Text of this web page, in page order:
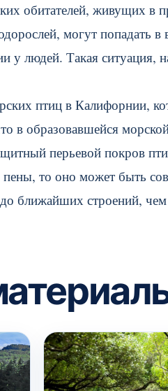
обитателей, живущих в
могут попадать
у людей. Такая ситуация,
птиц в Калифорнии,
в образовавшейся
перьевой покров
пены, то оно может быть
ближайших строений,